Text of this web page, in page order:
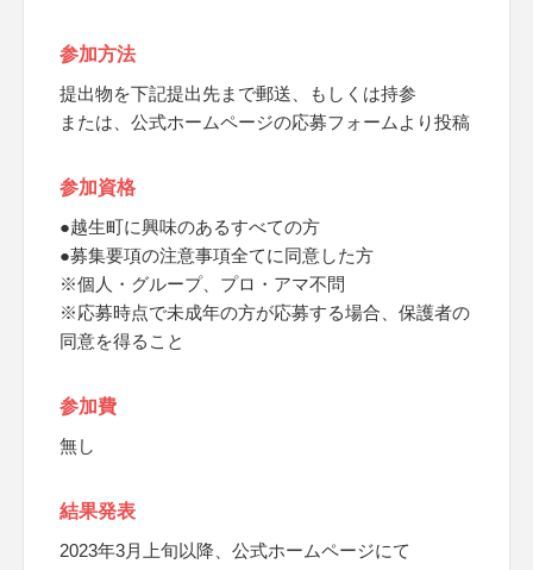
参加方法
提出物を下記提出先まで郵送、もしくは持参
または、公式ホームページの応募フォームより投稿
参加資格
●越生町に興味のあるすべての方
●募集要項の注意事項全てに同意した方
※個人・グループ、プロ・アマ不問
※応募時点で未成年の方が応募する場合、保護者の
同意を得ること
参加費
無し
結果発表
2023年3月上旬以降、公式ホームページにて